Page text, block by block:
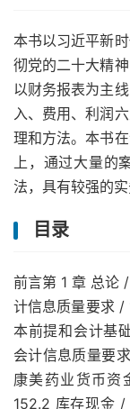
本书以习近平新
彻党的二十大精
以财务报表为主
入、费用、利润
理和方法。本书
上，通过大量的
法，具有较强的实
目录
前言第 1 章 总论
计信息质量要求 /
本前提和会计基
会计信息质量要
康美药业货币资
152.2 库存现金